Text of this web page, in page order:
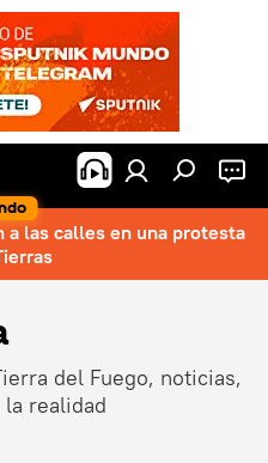
a las calles en una protesta
del Fuego, noticias,
realidad